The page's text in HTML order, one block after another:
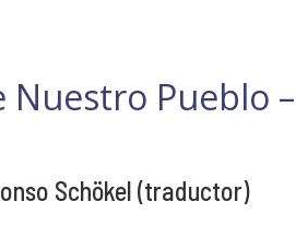
Nuestro Pueblo
Schökel (traductor)